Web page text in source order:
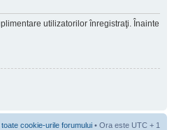
utilizatorilor înregistraţi. Înainte
cookie-urile forumului • Ora este UTC + 1